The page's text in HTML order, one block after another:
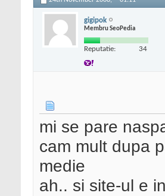
gigipok
Membru SeoPedia
Reputatie: 34
mi se pare
cam mult dupa
medie
ah.. si site-ul e